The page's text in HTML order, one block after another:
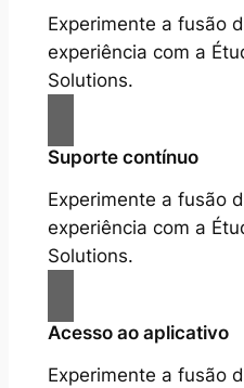
Experimente a fusão
experiência com a
Solutions.
Suporte contínuo
Experimente a fusão
experiência com a
Solutions.
Acesso ao aplicativo
Experimente a fusão